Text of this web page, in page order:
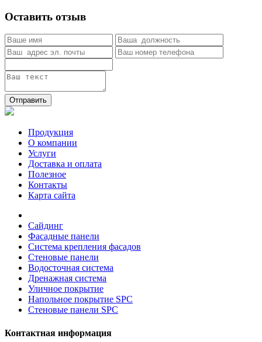
Оставить отзыв
Отправить
Продукция
О компании
Услуги
Доставка и оплата
Полезное
Контакты
Карта сайта
Сайдинг
Фасадные панели
Система крепления фасадов
Стеновые панели
Водосточная система
Дренажная система
Уличное покрытие
Напольное покрытие SPC
Стеновые панели SPC
Контактная информация